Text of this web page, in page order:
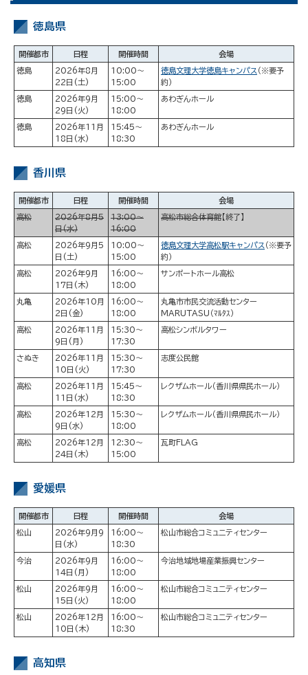
徳島県
開催都市 日程 開催時間 会場
徳島
2026年8月
22日(土)
10:00～
15:00
徳島文理大学徳島キャンパス （※要予
約）
徳島
2026年9月
29日(火)
15:00～
18:00
あわぎんホール
徳島
2026年11月
18日(水)
15:45～
18:30
あわぎんホール
香川県
開催都市 日程 開催時間 会場
高松
2026年8月5
日(水)
13:00～
16:00
高松市総合体育館 【終了】
高松
2026年9月5
日(土)
10:00～
15:00
徳島文理大学高松駅キャンパス （※要予
約）
高松
2026年9月
17日(木)
16:00～
18:00
サンポートホール高松
丸亀
2026年10月
2日(金)
16:00～
18:00
丸亀市市民交流活動センター
MARUTASU（ﾏﾙﾀｽ）
高松
2026年11月
9日(月)
15:30～
17:30
高松シンボルタワー
さぬき
2026年11月
10日(火)
15:30～
17:30
志度公民館
高松
2026年11月
11日(水)
15:45～
18:30
レクザムホール（香川県県民ホール）
高松
2026年12月
9日(水)
15:30～
18:00
レクザムホール（香川県県民ホール）
高松
2026年12月
24日(木)
12:30～
15:00
瓦町FLAG
愛媛県
開催都市 日程 開催時間 会場
松山
2026年9月9
日(水)
16:00～
18:30
松山市総合コミュニティセンター
今治
2026年9月
14日(月)
16:00～
18:00
今治地域地場産業振興センター
松山
2026年9月
15日(火)
16:00～
18:00
松山市総合コミュニティセンター
松山
2026年12月
10日(木)
16:00～
18:30
松山市総合コミュニティセンター
高知県